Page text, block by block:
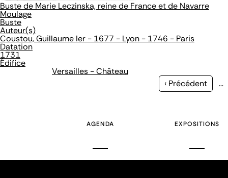
Buste de Marie Leczinska, reine de France et de Navarre
Moulage
Buste
Auteur(s)
Coustou, Guillaume Ier - 1677 - Lyon - 1746 - Paris
Datation
1731
Édifice
Versailles - Château
Page
‹ Précédent …
AGENDA EXPOSITIONS